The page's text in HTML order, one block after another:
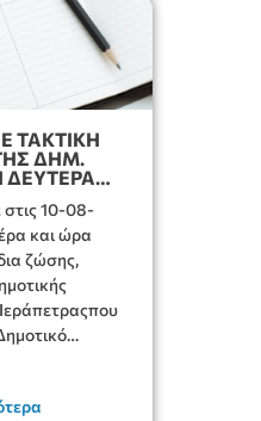
ΤΑΚΤΙΚΗ
ΔΗΜ.
ΔΕΥΤΕΡΑ
10-08-
και ώρα
ζώσης,
ΧΡΙΣΤΑΚΗΣ»
συζήτηση